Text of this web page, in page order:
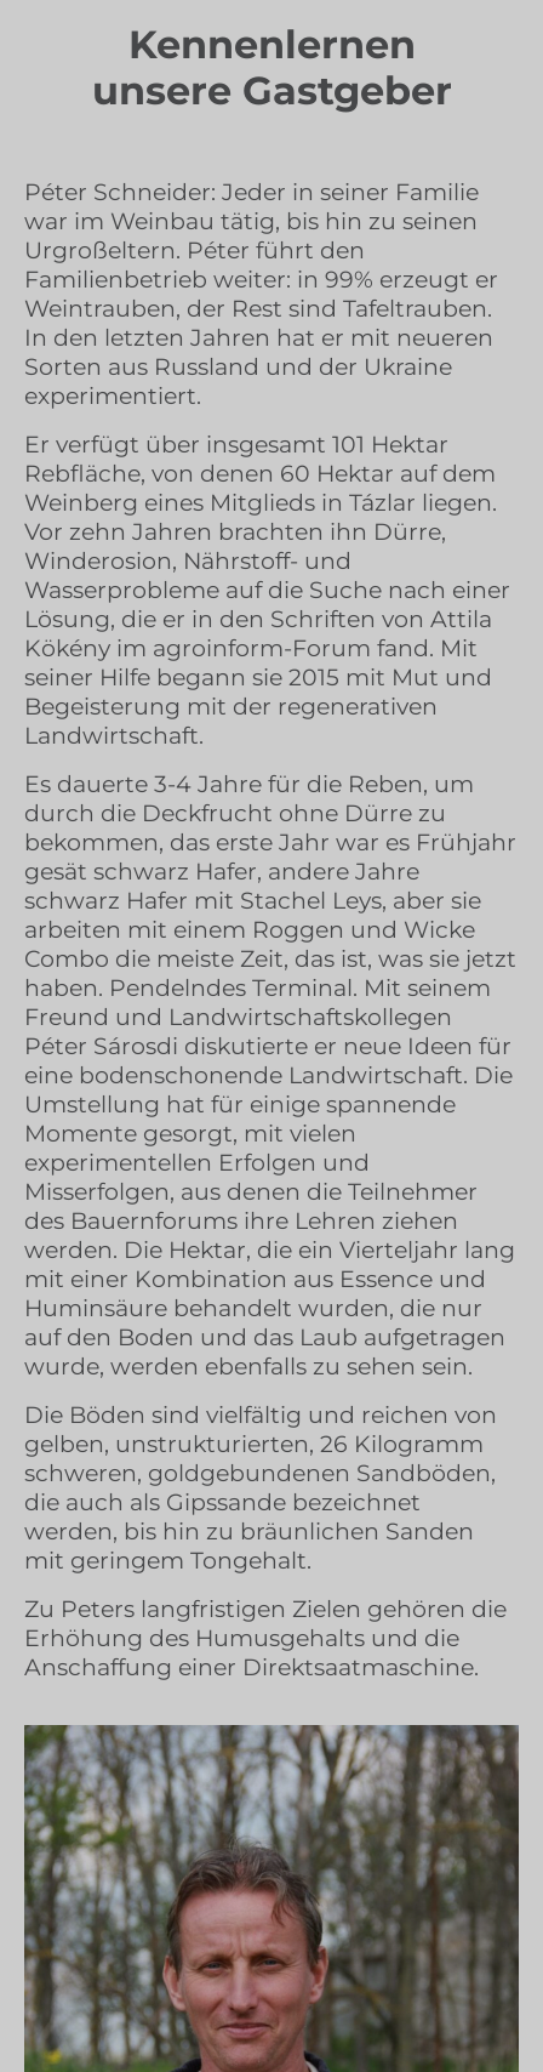
Kennenlernen
unsere Gastgeber
Péter Schneider: Jeder in seiner Familie
war im Weinbau tätig, bis hin zu seinen
Urgroßeltern. Péter führt den
Familienbetrieb weiter: in 99% erzeugt er
Weintrauben, der Rest sind Tafeltrauben.
In den letzten Jahren hat er mit neueren
Sorten aus Russland und der Ukraine
experimentiert.
Er verfügt über insgesamt 101 Hektar
Rebfläche, von denen 60 Hektar auf dem
Weinberg eines Mitglieds in Tázlar liegen.
Vor zehn Jahren brachten ihn Dürre,
Winderosion, Nährstoff- und
Wasserprobleme auf die Suche nach einer
Lösung, die er in den Schriften von Attila
Kökény im agroinform-Forum fand. Mit
seiner Hilfe begann sie 2015 mit Mut und
Begeisterung mit der regenerativen
Landwirtschaft.
Es dauerte 3-4 Jahre für die Reben, um
durch die Deckfrucht ohne Dürre zu
bekommen, das erste Jahr war es Frühjahr
gesät schwarz Hafer, andere Jahre
schwarz Hafer mit Stachel Leys, aber sie
arbeiten mit einem Roggen und Wicke
Combo die meiste Zeit, das ist, was sie jetzt
haben. Pendelndes Terminal. Mit seinem
Freund und Landwirtschaftskollegen
Péter Sárosdi diskutierte er neue Ideen für
eine bodenschonende Landwirtschaft. Die
Umstellung hat für einige spannende
Momente gesorgt, mit vielen
experimentellen Erfolgen und
Misserfolgen, aus denen die Teilnehmer
des Bauernforums ihre Lehren ziehen
werden. Die Hektar, die ein Vierteljahr lang
mit einer Kombination aus Essence und
Huminsäure behandelt wurden, die nur
auf den Boden und das Laub aufgetragen
wurde, werden ebenfalls zu sehen sein.
Die Böden sind vielfältig und reichen von
gelben, unstrukturierten, 26 Kilogramm
schweren, goldgebundenen Sandböden,
die auch als Gipssande bezeichnet
werden, bis hin zu bräunlichen Sanden
mit geringem Tongehalt.
Zu Peters langfristigen Zielen gehören die
Erhöhung des Humusgehalts und die
Anschaffung einer Direktsaatmaschine.